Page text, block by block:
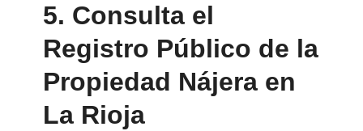
5. Consulta el
Registro Público de la
Propiedad Nájera en
La Rioja